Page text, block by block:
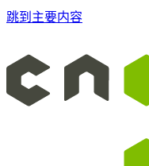
跳到主要内容